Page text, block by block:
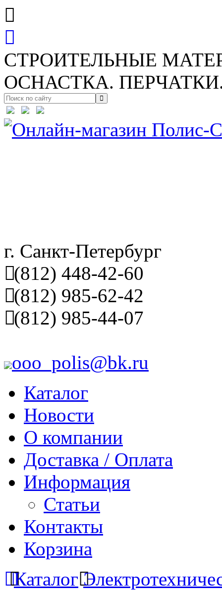
СТРОИТЕЛЬНЫЕ
ОСНАСТКА.
г. Санкт-Петербург
(812) 448-42-60
(812) 985-62-42
(812) 985-44-07
ooo_polis@bk.ru
Каталог
Новости
О компании
Доставка / Оплата
Информация
Статьи
Контакты
Корзина
Каталог